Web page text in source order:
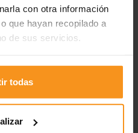
con otra información
que hayan recopilado a
de sus servicios.
todas